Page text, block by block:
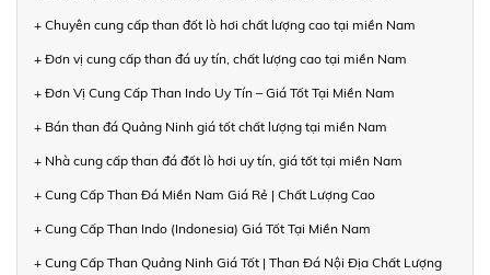
+ Chuyên cung cấp than đốt lò hơi chất lượng cao tại miền Nam
+ Đơn vị cung cấp than đá uy tín, chất lượng cao tại miền Nam
+ Đơn Vị Cung Cấp Than Indo Uy Tín – Giá Tốt Tại Miền Nam
+ Bán than đá Quảng Ninh giá tốt chất lượng tại miền Nam
+ Nhà cung cấp than đá đốt lò hơi uy tín, giá tốt tại miền Nam
+ Cung Cấp Than Đá Miền Nam Giá Rẻ | Chất Lượng Cao
+ Cung Cấp Than Indo (Indonesia) Giá Tốt Tại Miền Nam
+ Cung Cấp Than Quảng Ninh Giá Tốt | Than Đá Nội Địa Chất Lượng